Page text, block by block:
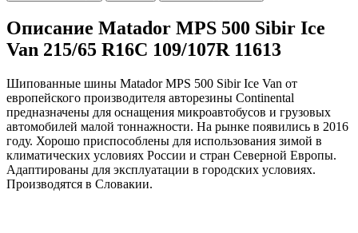
Описание Matador MPS 500 Sibir Ice
Van 215/65 R16C 109/107R 11613
Шипованные шины Matador MPS 500 Sibir Ice Van от
европейского производителя авторезины Continental
предназначены для оснащения микроавтобусов и грузовых
автомобилей малой тоннажности. На рынке появились в 2016
году. Хорошо приспособлены для использования зимой в
климатических условиях России и стран Северной Европы.
Адаптированы для эксплуатации в городских условиях.
Производятся в Словакии.